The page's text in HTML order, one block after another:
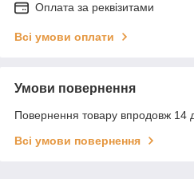
Оплата за реквізитами
Всі умови оплати
Умови повернення
Повернення товару впродовж 14
Всі умови повернення